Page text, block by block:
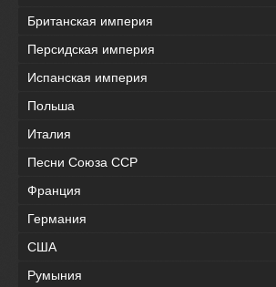
Британская империя
Персидская империя
Испанская империя
Польша
Италия
Песни Союза ССР
Франция
Германия
США
Румыния